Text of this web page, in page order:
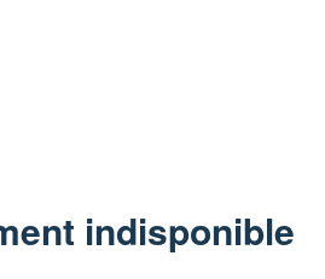
indisponible